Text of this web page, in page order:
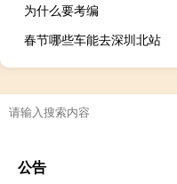
为什么要考编
春节哪些车能去深圳北站
公告